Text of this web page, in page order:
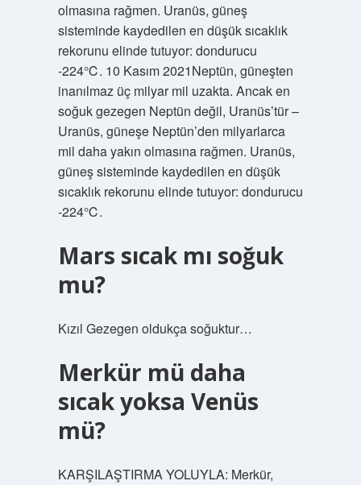
olmasına rağmen. Uranüs, güneş
sisteminde kaydedilen en düşük sıcaklık
rekorunu elinde tutuyor: dondurucu
-224℃. 10 Kasım 2021Neptün, güneşten
inanılmaz üç milyar mil uzakta. Ancak en
soğuk gezegen Neptün değil, Uranüs’tür –
Uranüs, güneşe Neptün’den milyarlarca
mil daha yakın olmasına rağmen. Uranüs,
güneş sisteminde kaydedilen en düşük
sıcaklık rekorunu elinde tutuyor: dondurucu
-224℃.
Mars sıcak mı soğuk
mu?
Kızıl Gezegen oldukça soğuktur…
Merkür mü daha
sıcak yoksa Venüs
mü?
KARŞILAŞTIRMA YOLUYLA: Merkür,